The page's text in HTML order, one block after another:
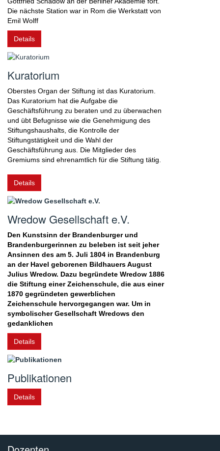
Die nächste Station war in Rom die Werkstatt von
Emil Wolff
Details
Kuratorium
Oberstes Organ der Stiftung ist das Kuratorium.
Das Kuratorium hat die Aufgabe die
Geschäftsführung zu beraten und zu überwachen
und übt Befugnisse wie die Genehmigung des
Stiftungshaushalts, die Kontrolle der
Stiftungstätigkeit und die Wahl der
Geschäftsführung aus. Die Mitglieder des
Gremiums sind ehrenamtlich für die Stiftung tätig.
Details
Wredow Gesellschaft e.V.
Den Kunstsinn der Brandenburger und
Brandenburgerinnen zu beleben ist seit jeher
Ansinnen des am 5. Juli 1804 in Brandenburg
an der Havel geborenen Bildhauers August
Julius Wredow. Dazu begründete Wredow 1886
die Stiftung einer Zeichenschule, die aus einer
1870 gegründeten gewerblichen
Zeichenschule hervorgegangen war. Um in
symbolischer Gesellschaft Wredows den
gedanklichen
Details
Publikationen
Details